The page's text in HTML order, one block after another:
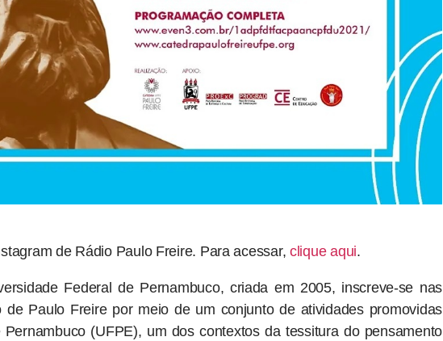
de Rádio Paulo Freire. Para acessar,clique aqui.
Federal de Pernambuco, criada em 2005, inscreve-se nas
de Paulo Freire por meio de um conjunto de atividades promovidas
(UFPE), um dos contextos da tessitura do pensamento